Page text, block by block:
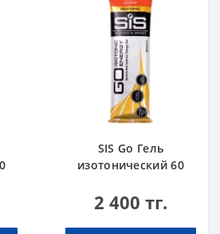
SIS Go Гель
изотонический 60
2 400 тг.